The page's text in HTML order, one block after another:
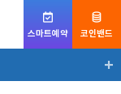
스마트예약 코인밴드